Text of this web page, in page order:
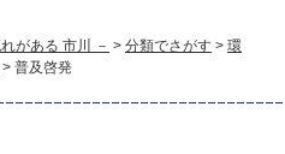
がある 市川 － > 分類でさがす > 環
> 普及啓発